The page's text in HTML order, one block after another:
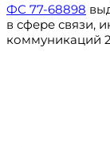
ФС 77-68898
в сфере связи,
коммуникаций